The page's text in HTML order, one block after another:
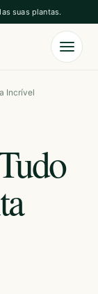
suas plantas.
Abrir
Incrível